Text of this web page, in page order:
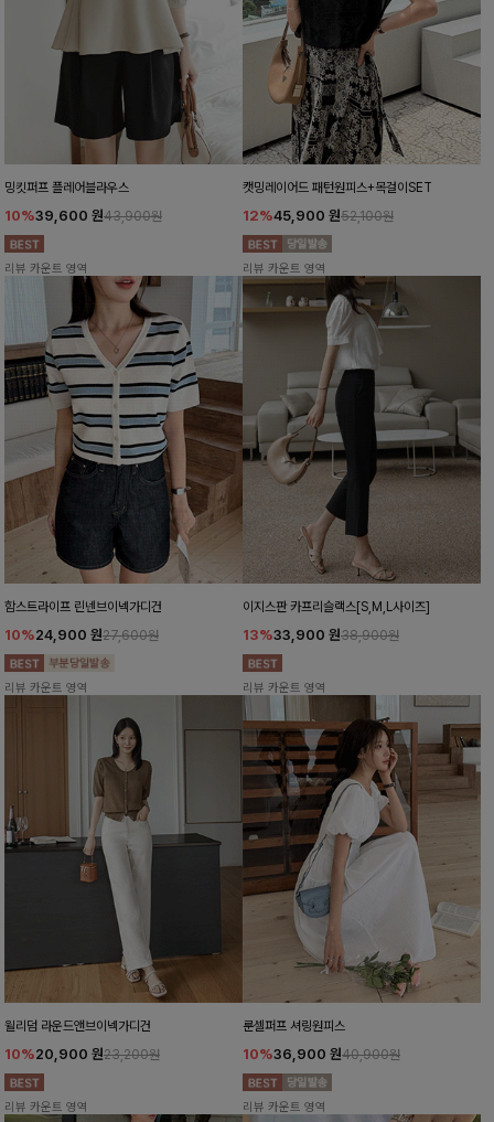
밍킷퍼프 플레어블라우스
10%39,600 원43,900원
리뷰 카운트 영역
캣밍레이어드 패턴원피스+목걸이SET
12%45,900 원52,100원
리뷰 카운트 영역
함스트라이프 린넨브이넥가디건
10%24,900 원27,600원
리뷰 카운트 영역
이지스판 카프리슬랙스[S,M,L사이즈]
13%33,900 원38,900원
리뷰 카운트 영역
윌리덤 라운드앤브이넥가디건
10%20,900 원23,200원
리뷰 카운트 영역
룬셀퍼프 셔링원피스
10%36,900 원40,900원
리뷰 카운트 영역